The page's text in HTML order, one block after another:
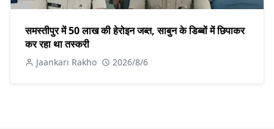
समस्तीपुर में 50 लाख की हेरोइन जब्त, साबुन के डिब्बों में छिपाकर
कर रहा था तस्करी
Jaankari Rakho 2026/8/6